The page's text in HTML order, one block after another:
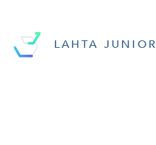
LAHTA JUNIOR